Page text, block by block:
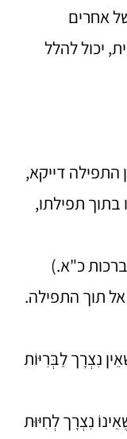
אחרים
יכול להלל
דייקא,
בתוך תפילתו,
כ"א.)
אל תוך התפילה.
נִצְרָך לַבְּרִיּוֹת
נִצְרָך לְחִיּוּת